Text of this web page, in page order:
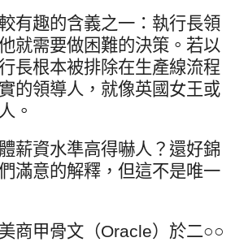
有趣的含義之一：執行長領
就需要做困難的決策。若以
長根本被排除在生產線流程
的領導人，就像英國女王或
。
薪資水準高得嚇人？還好錦
滿意的解釋，但這不是唯一
商甲骨文（Oracle）於二○○